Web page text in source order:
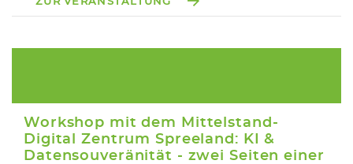
Workshop mit dem Mittelstand-
Digital Zentrum Spreeland: KI &
Datensouveränität - zwei Seiten einer